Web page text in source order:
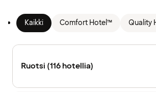
Kaikki Comfort Hotel™ Quality
Ruotsi (116 hotellia)